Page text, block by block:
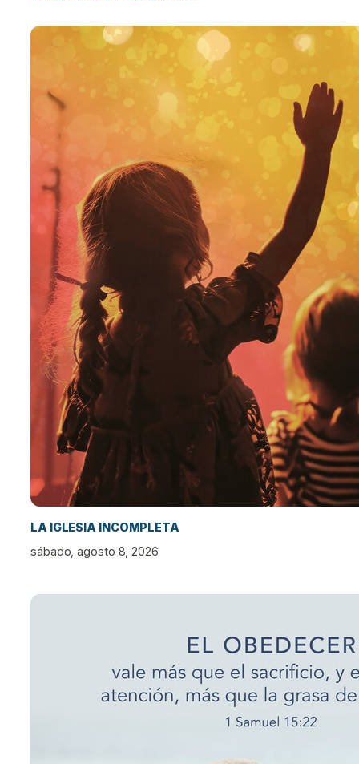
LA IGLESIA INCOMPLETA
sábado, agosto 8, 2026